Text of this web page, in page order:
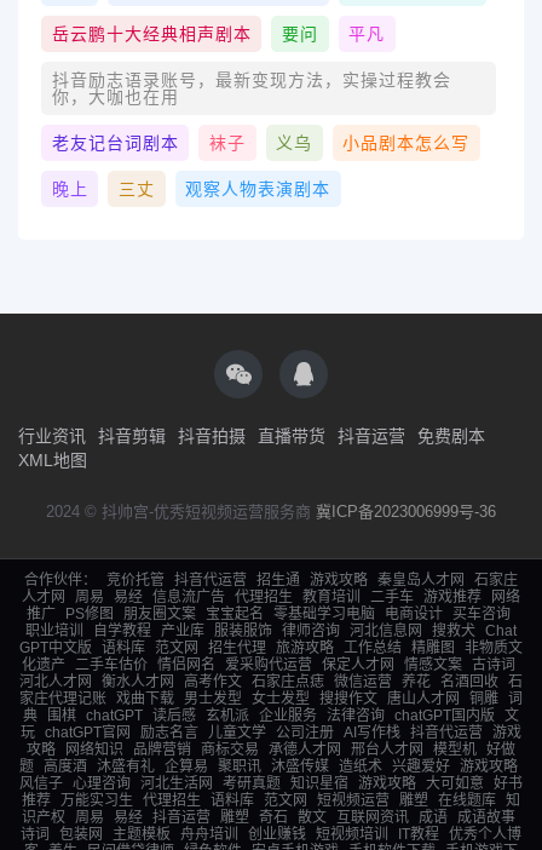
岳云鹏十大经典相声剧本 要问 平凡
抖音励志语录账号，最新变现方法，实操过程教会
你，大咖也在用
老友记台词剧本 袜子 义乌 小品剧本怎么写
晚上 三丈 观察人物表演剧本
行业资讯 抖音剪辑 抖音拍摄 直播带货 抖音运营
免费剧本
XML地图
2024 © 抖帅宫-优秀短视频运营服务商 冀ICP备2023006999号-36
合作伙伴： 竞价托管 抖音代运营 招生通 游戏攻略 秦皇岛人才网
石家庄
人才网
周易 易经 信息流广告 代理招生 教育培训 二手车 游戏推荐
网络
推广
PS修图 朋友圈文案 宝宝起名 零基础学习电脑 电商设计
买车咨询
职业培训
自学教程 产业库 服装服饰 律师咨询 河北信息网 搜救犬 Chat
GPT中文版
语料库 范文网 招生代理 旅游攻略 工作总结 精雕图
非物质文
化遗产
二手车估价 情侣网名 爱采购代运营 保定人才网 情感文案
古诗词
河北人才网
衡水人才网 高考作文 石家庄点痣 微信运营 养花 名酒回收 石
家庄代理记账 戏曲下载 男士发型 女士发型 搜搜作文 唐山人才网 铜雕 词
典
围棋 chatGPT 读后感 玄机派 企业服务 法律咨询 chatGPT国内版
文
玩 chatGPT官网 励志名言 儿童文学 公司注册 AI写作栈 抖音代运营
游戏
攻略
网络知识 品牌营销 商标交易 承德人才网 邢台人才网 模型机 好做
题
高度酒 沐盛有礼 企算易 聚职讯 沐盛传媒 造纸术 兴趣爱好
游戏攻略
风信子 心理咨询 河北生活网 考研真题 知识星宿 游戏攻略 大可如意
好书
推荐
万能实习生 代理招生 语料库 范文网 短视频运营 雕塑 在线题库 知
识产权
周易 易经 抖音运营 雕塑 奇石 散文 互联网资讯 成语
成语故事
诗词
包装网 主题模板 舟舟培训 创业赚钱 短视频培训 IT教程 优秀个人博